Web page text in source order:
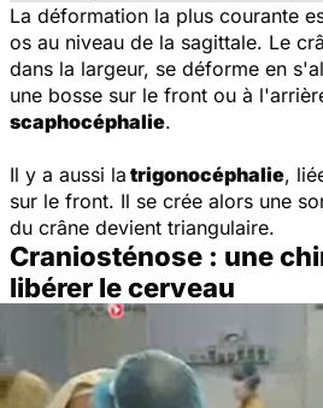
La déformation la plus courante
os au niveau de la sagittale. Le
dans la largeur, se déforme en
une bosse sur le front ou à
scaphocéphalie.
Il y a aussi la trigonocéphalie,
sur le front. Il se crée alors une
du crâne devient triangulaire.
Craniosténose : une
libérer le cerveau